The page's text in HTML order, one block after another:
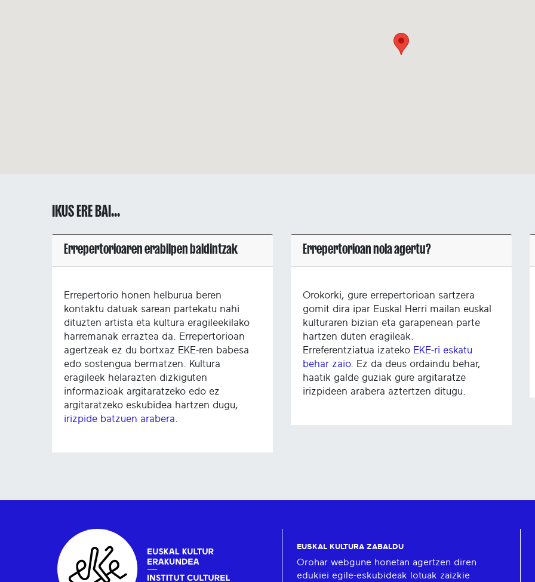
IKUS ERE BAI...
Errepertorioaren erabilpen baldintzak
Errepertorio honen helburua beren
kontaktu datuak sarean partekatu nahi
dituzten artista eta kultura eragileekilako
harremanak erraztea da. Errepertorioan
agertzeak ez du bortxaz EKE-ren babesa
edo sostengua bermatzen. Kultura
eragileek helarazten dizkiguten
informazioak argitaratzeko edo ez
argitaratzeko eskubidea hartzen dugu,
irizpide batzuen arabera
Errepertorioan nola agertu?
Orokorki, gure errepertorioan sartzera
gomit dira ipar Euskal Herri mailan euskal
kulturaren bizian eta garapenean parte
hartzen duten eragileak.
Erreferentziatua izateko EKE-ri eskatu
behar zaio. Ez da deus ordaindu behar,
haatik galde guziak gure argitaratze
irizpideen arabera aztertzen ditugu.
EUSKAL KULTURA ZABALDU
Orohar webgune honetan agertzen diren
edukiei egile-eskubideak lotuak zaizkie